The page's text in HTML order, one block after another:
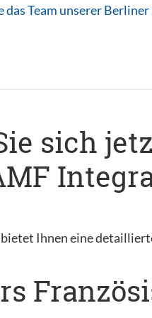
das Team unserer
sich
Ihnen eine